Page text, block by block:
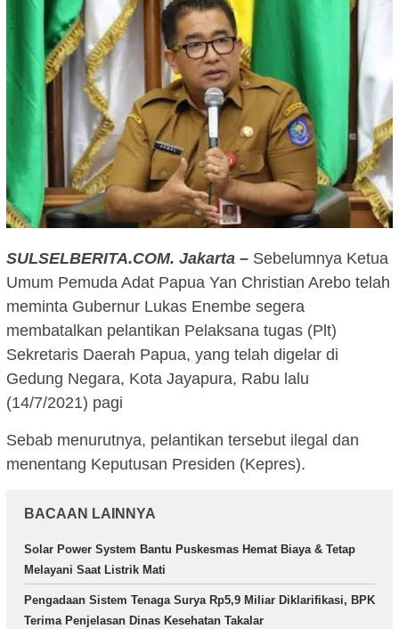
SULSELBERITA.COM. Jakarta – Sebelumnya Ketua
Umum Pemuda Adat Papua Yan Christian Arebo telah
meminta Gubernur Lukas Enembe segera
membatalkan pelantikan Pelaksana tugas (Plt)
Sekretaris Daerah Papua, yang telah digelar di
Gedung Negara, Kota Jayapura, Rabu lalu
(14/7/2021) pagi
Sebab menurutnya, pelantikan tersebut ilegal dan
menentang Keputusan Presiden (Kepres).
BACAAN LAINNYA
Solar Power System Bantu Puskesmas Hemat Biaya & Tetap
Melayani Saat Listrik Mati
Pengadaan Sistem Tenaga Surya Rp5,9 Miliar Diklarifikasi, BPK
Terima Penjelasan Dinas Kesehatan Takalar